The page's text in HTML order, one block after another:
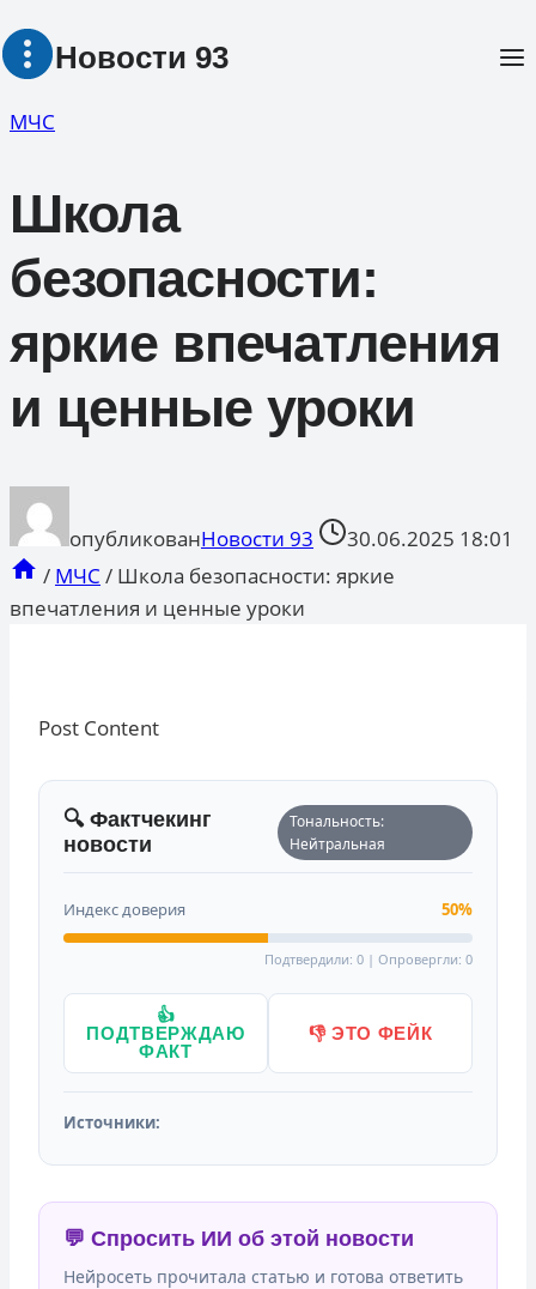
Перейти
Новости 93
МЧС
Школа
безопасности:
яркие впечатления
и ценные уроки
опубликованНовости 93
30.06.2025 18:01
/ МЧС / Школа безопасности: яркие
впечатления и ценные уроки
Post Content
🔍 Фактчекинг
новости
Тональность:
Нейтральная
Индекс доверия 50%
Подтвердили: 0 | Опровергли: 0
👍
ПОДТВЕРЖДАЮ
ФАКТ
👎 ЭТО ФЕЙК
Источники:
💬 Спросить ИИ об этой новости
Нейросеть прочитала статью и готова ответить